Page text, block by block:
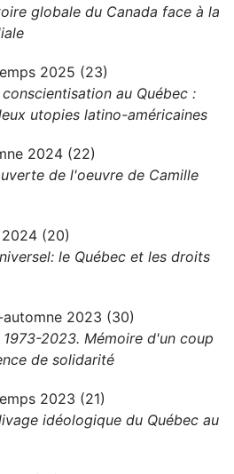
globale du Canada face à la
2025 (23)
au Québec :
utopies latino-américaines
2024 (22)
de l'oeuvre de Camille
(20)
le Québec et les droits
automne 2023 (30)
2023. Mémoire d'un coup
de solidarité
2023 (21)
idéologique du Québec au